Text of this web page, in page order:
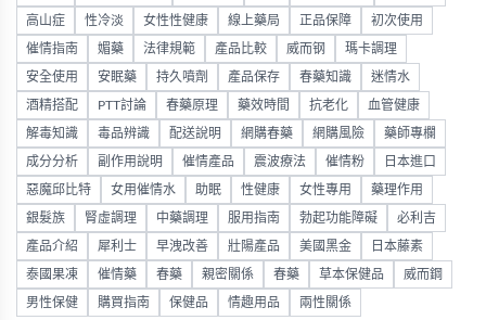
高山症 性冷淡 女性性健康 線上藥局 正品保障 初次使用
催情指南 媚藥 法律規範 產品比較 威而钢 瑪卡調理
安全使用 安眠藥 持久噴劑 產品保存 春藥知識 迷情水
酒精搭配 PTT討論 春藥原理 藥效時間 抗老化 血管健康
解毒知識 毒品辨識 配送說明 網購春藥 網購風險 藥師專欄
成分分析 副作用說明 催情產品 震波療法 催情粉 日本進口
惡魔邱比特 女用催情水 助眠 性健康 女性專用 藥理作用
銀髮族 腎虛調理 中藥調理 服用指南 勃起功能障礙 必利吉
產品介紹 犀利士 早洩改善 壯陽產品 美國黑金 日本藤素
泰國果凍 催情藥 春藥 親密關係 春藥 草本保健品 威而鋼
男性保健 購買指南 保健品 情趣用品 兩性關係